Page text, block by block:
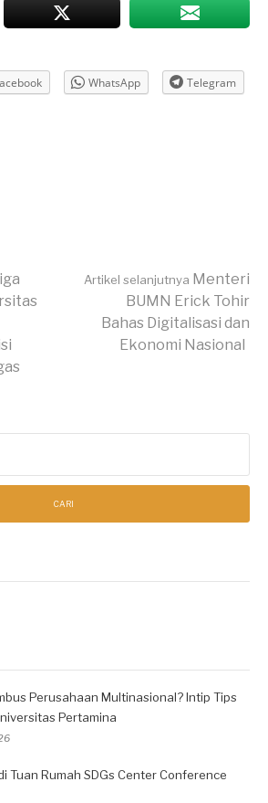
WhatsApp Telegram
Artikel selanjutnya Menteri
BUMN Erick Tohir
Bahas Digitalisasi dan
Ekonomi Nasional
Perusahaan Multinasional? Intip Tips
Pertamina
Tuan Rumah SDGs Center Conference